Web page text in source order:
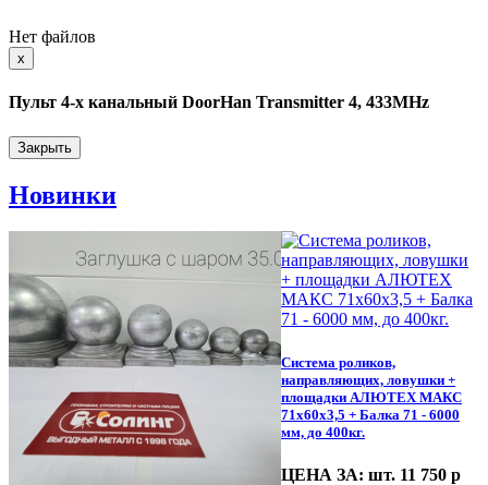
Нет файлов
x
Пульт 4-х канальный DoorHan Transmitter 4, 433MHz
Закрыть
Новинки
Система роликов,
направляющих, ловушки +
площадки АЛЮТЕХ МАКС
71х60х3,5 + Балка 71 - 6000
мм, до 400кг.
ЦЕНА ЗА: шт. 11 750 p